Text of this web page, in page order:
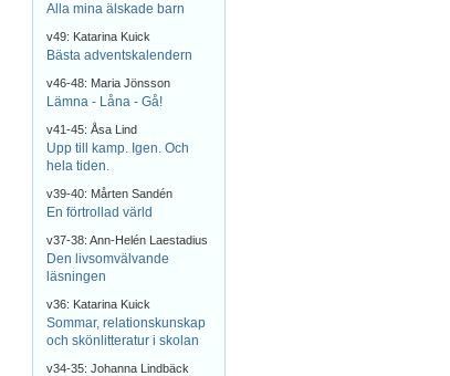
Alla mina älskade barn
v49: Katarina Kuick
Bästa adventskalendern
v46-48: Maria Jönsson
Lämna - Låna - Gå!
v41-45: Åsa Lind
Upp till kamp. Igen. Och
hela tiden.
v39-40: Mårten Sandén
En förtrollad värld
v37-38: Ann-Helén Laestadius
Den livsomvälvande
läsningen
v36: Katarina Kuick
Sommar, relationskunskap
och skönlitteratur i skolan
v34-35: Johanna Lindbäck